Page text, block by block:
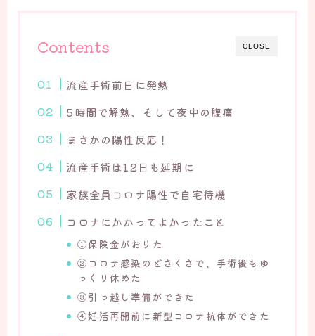
CLOSE
Contents
流産手術前日に発熱
5時間で解熱、そして夜中の腹痛
まさかの陽性反応！
流産手術は12日も延期に
家族全員コロナ陽性で自宅待機
コロナにかかってよかったこと
①保険金がおりた
②コロナ感染のどさくさで、手術後もゆ
っくり休めた
③引っ越し準備ができた
④妊活再開前に新型コロナ抗体ができた